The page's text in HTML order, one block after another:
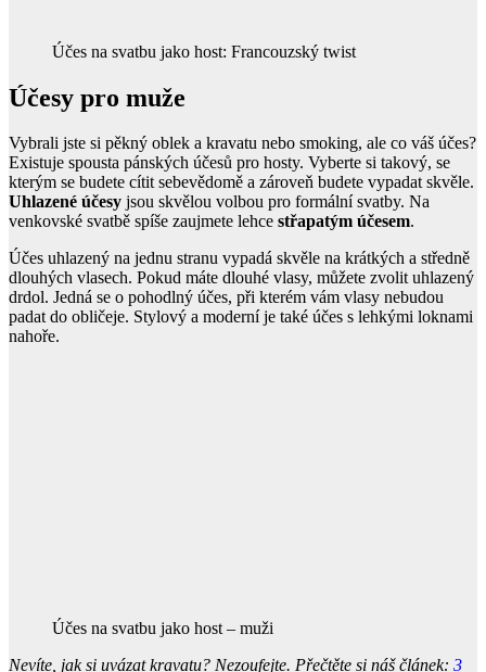
Účes na svatbu jako host: Francouzský twist
Účesy pro muže
Vybrali jste si pěkný oblek a kravatu nebo smoking, ale co váš účes?
Existuje spousta pánských účesů pro hosty. Vyberte si takový, se
kterým se budete cítit sebevědomě a zároveň budete vypadat skvěle.
Uhlazené účesy jsou skvělou volbou pro formální svatby. Na
venkovské svatbě spíše zaujmete lehce střapatým účesem.
Účes uhlazený na jednu stranu vypadá skvěle na krátkých a středně
dlouhých vlasech. Pokud máte dlouhé vlasy, můžete zvolit uhlazený
drdol. Jedná se o pohodlný účes, při kterém vám vlasy nebudou
padat do obličeje. Stylový a moderní je také účes s lehkými loknami
nahoře.
Účes na svatbu jako host – muži
Nevíte, jak si uvázat kravatu? Nezoufejte. Přečtěte si náš článek: 3